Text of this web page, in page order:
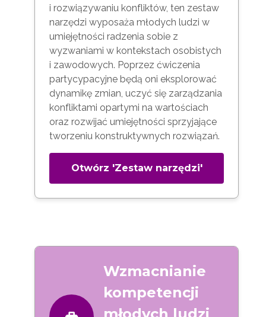
i rozwiązywaniu konfliktów, ten zestaw
narzędzi wyposaża młodych ludzi w
umiejętności radzenia sobie z
wyzwaniami w kontekstach osobistych
i zawodowych. Poprzez ćwiczenia
partycypacyjne będą oni eksplorować
dynamikę zmian, uczyć się zarządzania
konfliktami opartymi na wartościach
oraz rozwijać umiejętności sprzyjające
tworzeniu konstruktywnych rozwiązań.
Otwórz 'Zestaw narzędzi'
Wzmacnianie
kompetencji
młodych ludzi